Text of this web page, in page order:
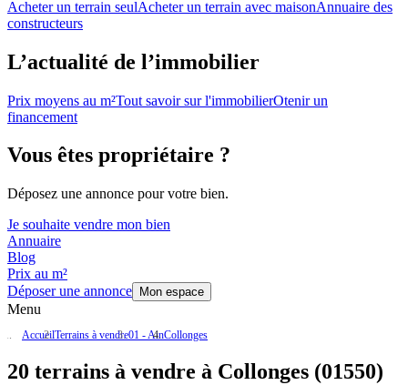
Acheter un terrain seulAcheter un terrain avec maisonAnnuaire des
constructeurs
L’actualité de l’immobilier
Prix moyens au m²Tout savoir sur l'immobilierOtenir un
financement
Vous êtes propriétaire ?
Déposez une annonce pour votre bien.
Je souhaite vendre mon bien
Annuaire
Blog
Prix au m²
Déposer une annonce
Mon espace
Menu
AccueilTerrains à vendre01 - AinCollonges
20 terrains à vendre à Collonges (01550)